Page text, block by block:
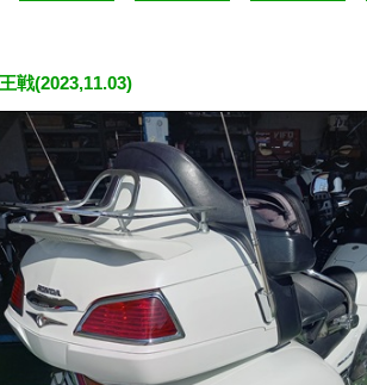
戦(2023,11.03)